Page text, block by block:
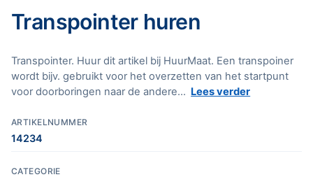
Transpointer huren
Transpointer. Huur dit artikel bij HuurMaat. Een transpoiner
wordt bijv. gebruikt voor het overzetten van het startpunt
voor doorboringen naar de andere... Lees verder
ARTIKELNUMMER
14234
CATEGORIE